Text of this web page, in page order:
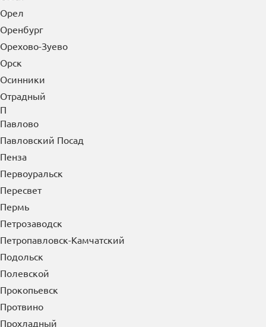
Оренбург
Орехово-Зуево
Орск
Осинники
Отрадный
П
Павлово
Павловский Посад
Пенза
Первоуральск
Пересвет
Пермь
Петрозаводск
Петропавловск-Камчатский
Подольск
Полевской
Прокопьевск
Протвино
Прохладный
Псков